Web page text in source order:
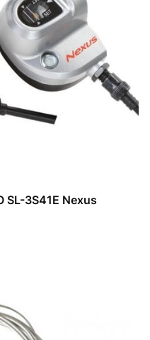
SL-3S41E Nexus